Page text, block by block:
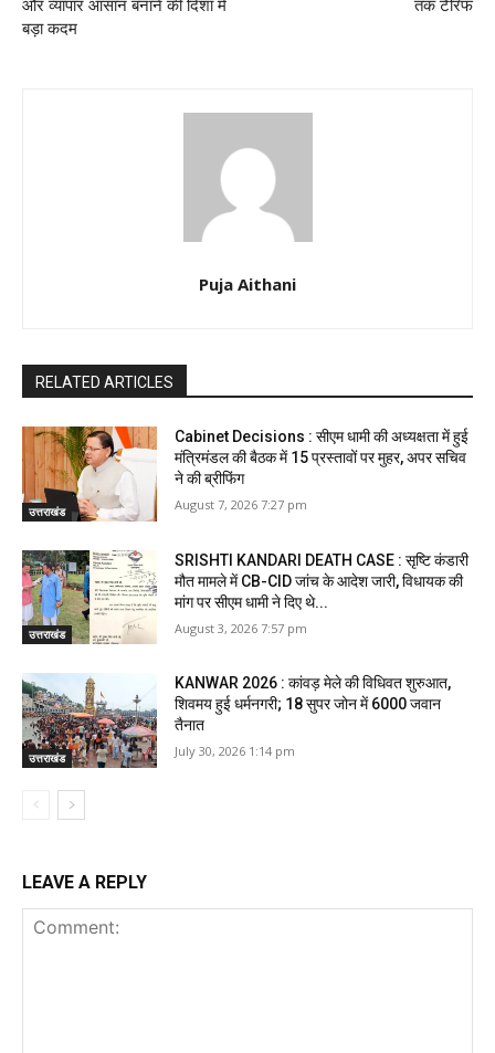
और व्यापार आसान बनाने की दिशा में
बड़ा कदम
तक टैरिफ
Puja Aithani
RELATED ARTICLES
उत्तराखंड
Cabinet Decisions : सीएम धामी की अध्यक्षता में हुई
मंत्रिमंडल की बैठक में 15 प्रस्तावों पर मुहर, अपर सचिव
ने की ब्रीफिंग
August 7, 2026 7:27 pm
उत्तराखंड
SRISHTI KANDARI DEATH CASE : सृष्टि कंडारी
मौत मामले में CB-CID जांच के आदेश जारी, विधायक की
मांग पर सीएम धामी ने दिए थे...
August 3, 2026 7:57 pm
उत्तराखंड
KANWAR 2026 : कांवड़ मेले की विधिवत शुरुआत,
शिवमय हुई धर्मनगरी; 18 सुपर जोन में 6000 जवान
तैनात
July 30, 2026 1:14 pm
LEAVE A REPLY